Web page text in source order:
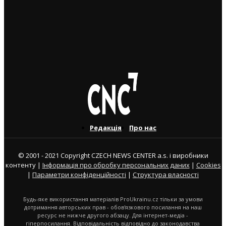
Редакція Про нас
© 2001 - 2021 Copyright CZECH NEWS CENTER a.s. і виробники
контенту | Інформація про обробку персональних даних| Cookies
| Параметри конфіденційності | Структура власності
Будь-яке використання матеріалів ProUkrainu.cz тільки за умови
дотримання авторських прав - обов'язкового посилання на наш
ресурс не нижче другого абзацу. Для інтернет-медіа -
гіперпосилання. Відповідальність відповідно до законодавства